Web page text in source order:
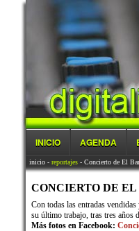
INICIO AGENDA
inicio- reportajes- Concierto de El
CONCIERTO DE EL
Con todas las entradas
su último trabajo, tras tres años
Más fotos en Facebook: